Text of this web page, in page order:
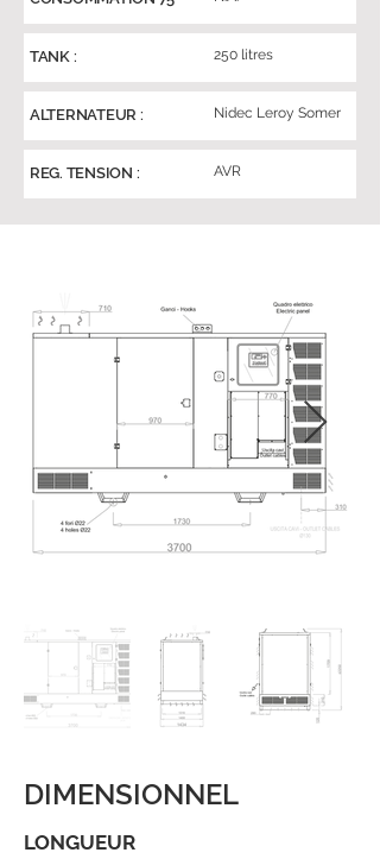
TANK : 250 litres
ALTERNATEUR : Nidec Leroy Somer
REG. TENSION : AVR
DIMENSIONNEL
LONGUEUR